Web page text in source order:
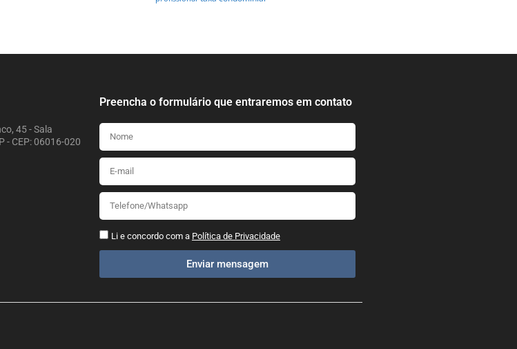
45 - Sala
- CEP: 06016-020
Preencha o formulário que entraremos em contato
Li e concordo com a Política de Privacidade
Enviar mensagem